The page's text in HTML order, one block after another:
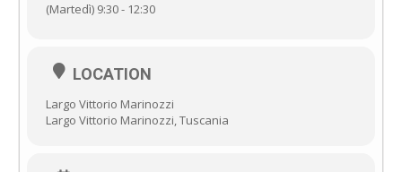
(Martedì) 9:30 - 12:30
LOCATION
Largo Vittorio Marinozzi
Largo Vittorio Marinozzi, Tuscania